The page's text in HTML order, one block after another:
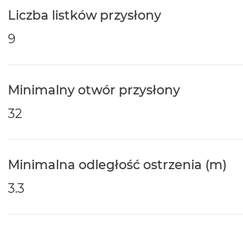
Liczba listków przysłony
9
Minimalny otwór przysłony
32
Minimalna odległość ostrzenia (m)
3.3